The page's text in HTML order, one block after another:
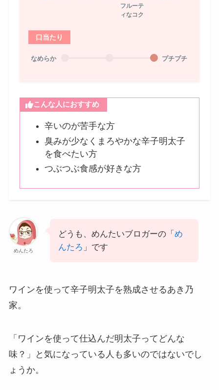
フルーテ
ィなコク
口当たり
なめらか プチプチ
こんな人におすすめ
辛いのが苦手な方
臭みが少なくまろやかな辛子明太子
を食べたい方
つぶつぶ食感が好きな方
めんたろ
どうも、めんたいブロガーの「 め
んたろ 」です
ワインを使って辛子明太子を熟成させるあき乃
家。
「ワインを使って仕込んだ明太子ってどんな
味？」と気になっている人も多いのではないでし
ょうか。